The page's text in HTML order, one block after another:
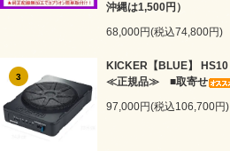
沖縄は1,500円）
68,000円(税込74,800円)
3
KICKER【BLUE】 HS10
≪正規品≫ ■取寄せ
97,000円(税込106,700円)